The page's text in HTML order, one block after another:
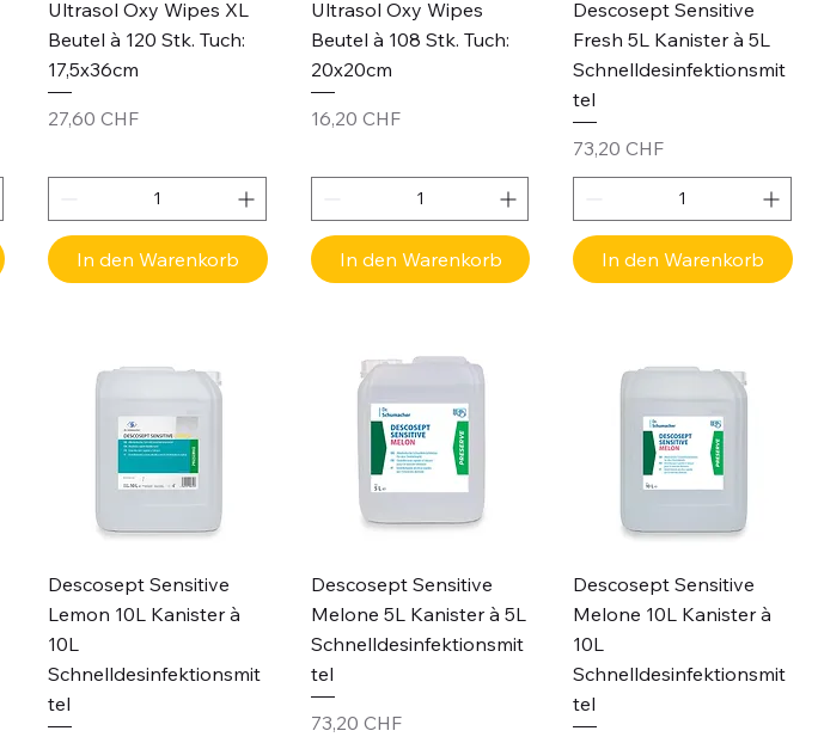
Ultrasol Oxy Wipes XL
Beutel à 120 Stk. Tuch:
17,5x36cm
Preis
27,60 CHF
In den Warenkorb
Ultrasol Oxy Wipes
Beutel à 108 Stk. Tuch:
20x20cm
Preis
16,20 CHF
In den Warenkorb
Descosept Sensitive
Fresh 5L Kanister à 5L
Schnelldesinfektionsmit
tel
Preis
73,20 CHF
In den Warenkorb
Descosept Sensitive
Lemon 10L Kanister à
10L
Schnelldesinfektionsmit
tel
Descosept Sensitive
Melone 5L Kanister à 5L
Schnelldesinfektionsmit
tel
Preis
73,20 CHF
Descosept Sensitive
Melone 10L Kanister à
10L
Schnelldesinfektionsmit
tel